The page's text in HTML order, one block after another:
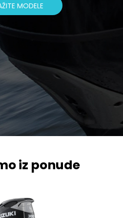
MODELE
iz ponude